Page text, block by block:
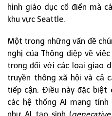
hình giáo dục cổ điển mà
khu vực Seattle.
Một trong những vấn đề
nghị của Thông điệp về
trọng đối với các loại giao
truyền thông xã hội và cả
tiếp cận. Điều này đặc biệt
các hệ thống AI mang tính